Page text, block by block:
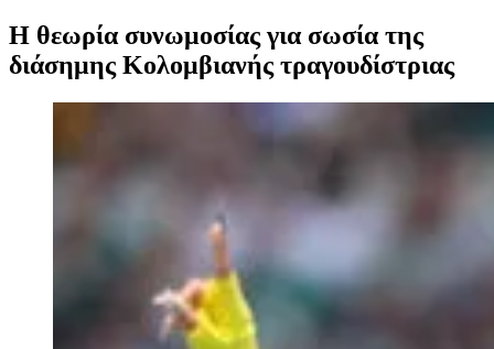
Η θεωρία συνωμοσίας για σωσία της
διάσημης Κολομβιανής τραγουδίστριας